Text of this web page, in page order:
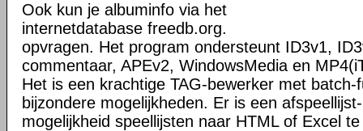
Ook kun je albuminfo via het
internetdatabase freedb.org.
opvragen. Het program ondersteunt ID3v1,
commentaar, APEv2, WindowsMedia en
Het is een krachtige TAG-bewerker met batch-
bijzondere mogelijkheden. Er is een
mogelijkheid speellijsten naar HTML of Excel